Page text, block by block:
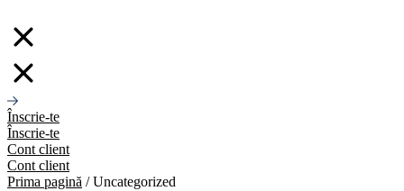
Înscrie-te
Înscrie-te
Cont client
Cont client
Prima pagină / Uncategorized